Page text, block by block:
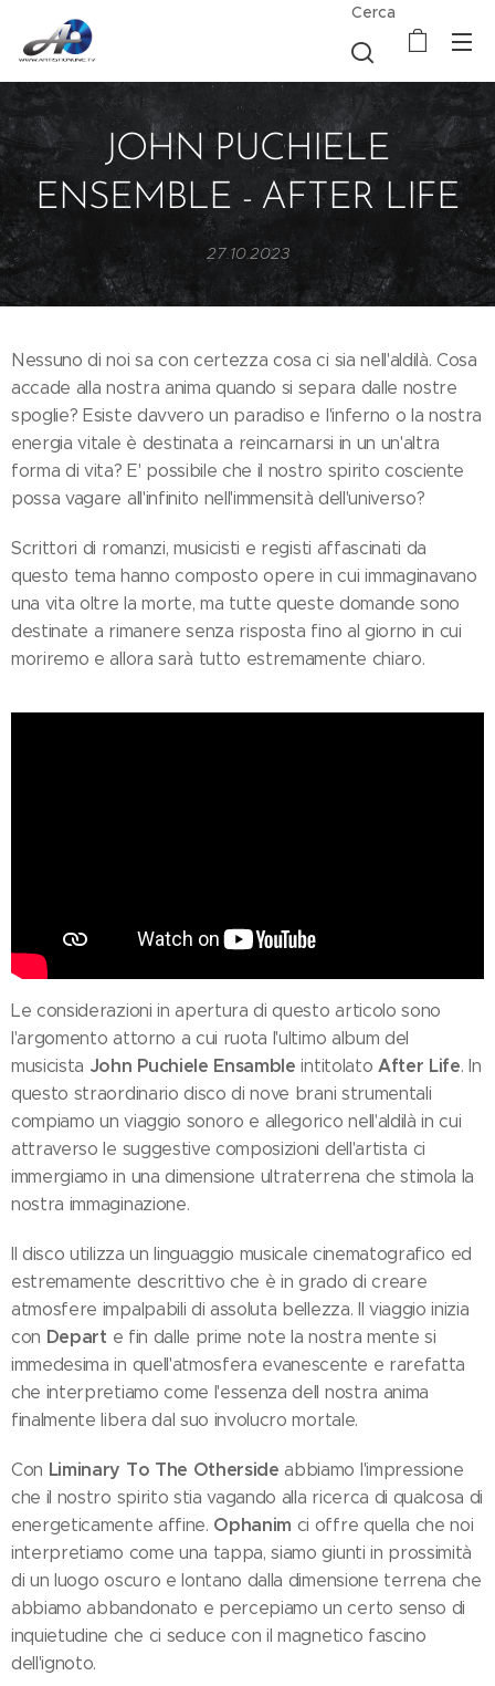
Cerca
JOHN PUCHIELE
ENSEMBLE - AFTER LIFE
27.10.2023
Nessuno di noi sa con certezza cosa ci sia nell'aldilà. Cosa
accade alla nostra anima quando si separa dalle nostre
spoglie? Esiste davvero un paradiso e l'inferno o la nostra
energia vitale è destinata a reincarnarsi in un un'altra
forma di vita? E' possibile che il nostro spirito cosciente
possa vagare all'infinito nell'immensità dell'universo?
Scrittori di romanzi, musicisti e registi affascinati da
questo tema hanno composto opere in cui immaginavano
una vita oltre la morte, ma tutte queste domande sono
destinate a rimanere senza risposta fino al giorno in cui
moriremo e allora sarà tutto estremamente chiaro.
Le considerazioni in apertura di questo articolo sono
l'argomento attorno a cui ruota l'ultimo album del
musicista John Puchiele Ensamble intitolato After Life. In
questo straordinario disco di nove brani strumentali
compiamo un viaggio sonoro e allegorico nell'aldilà in cui
attraverso le suggestive composizioni dell'artista ci
immergiamo in una dimensione ultraterrena che stimola la
nostra immaginazione.
Il disco utilizza un linguaggio musicale cinematografico ed
estremamente descrittivo che è in grado di creare
atmosfere impalpabili di assoluta bellezza. Il viaggio inizia
con Depart e fin dalle prime note la nostra mente si
immedesima in quell'atmosfera evanescente e rarefatta
che interpretiamo come l'essenza dell nostra anima
finalmente libera dal suo involucro mortale.
Con Liminary To The Otherside abbiamo l'impressione
che il nostro spirito stia vagando alla ricerca di qualcosa di
energeticamente affine. Ophanim ci offre quella che noi
interpretiamo come una tappa, siamo giunti in prossimità
di un luogo oscuro e lontano dalla dimensione terrena che
abbiamo abbandonato e percepiamo un certo senso di
inquietudine che ci seduce con il magnetico fascino
dell'ignoto.